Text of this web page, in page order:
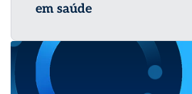
em saúde